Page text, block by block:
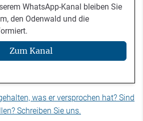
WhatsApp-Kanal bleiben Sie
den Odenwald und die
Zum Kanal
was er versprochen hat? Sind
Schreiben Sie uns.